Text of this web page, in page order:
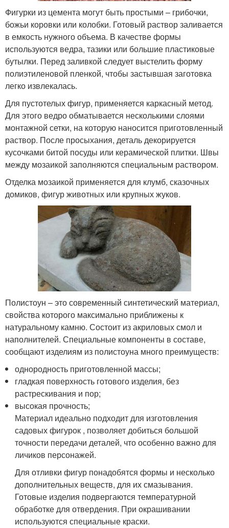
Фигурки из цемента могут быть простыми – грибочки,
божьи коровки или колобки. Готовый раствор заливается
в емкость нужного объема. В качестве формы
используются ведра, тазики или большие пластиковые
бутылки. Перед заливкой следует выстелить форму
полиэтиленовой пленкой, чтобы застывшая заготовка
легко извлекалась.
Для пустотелых фигур, применяется каркасный метод.
Для этого ведро обматывается несколькими слоями
монтажной сетки, на которую наносится приготовленный
раствор. После просыхания, деталь декорируется
кусочками битой посуды или керамической плитки. Швы
между мозаикой заполняются специальным раствором.
Отделка мозаикой применяется для клумб, сказочных
домиков, фигур животных или крупных жуков.
Полистоун – это современный синтетический материал,
свойства которого максимально приближены к
натуральному камню. Состоит из акриловых смол и
наполнителей. Специальные компоненты в составе,
сообщают изделиям из полистоуна много преимуществ:
однородность приготовленной массы;
гладкая поверхность готового изделия, без
растрескивания и пор;
высокая прочность;
Материал идеально подходит для изготовления
садовых фигурок , позволяет добиться большой
точности передачи деталей, что особенно важно для
личиков персонажей.
Для отливки фигур понадобятся формы и несколько
дополнительных веществ, для их смазывания.
Готовые изделия подвергаются температурной
обработке для отвердения. При окрашивании
используются специальные краски.